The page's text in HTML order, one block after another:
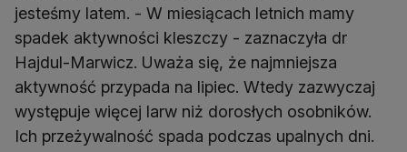
jesteśmy latem. - W miesiącach letnich mamy
spadek aktywności kleszczy - zaznaczyła dr
Hajdul-Marwicz. Uważa się, że najmniejsza
aktywność przypada na lipiec. Wtedy zazwyczaj
występuje więcej larw niż dorosłych osobników.
Ich przeżywalność spada podczas upalnych dni.